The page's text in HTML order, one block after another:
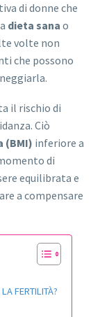
di donne che
dieta sana o
volte non
che possono
il rischio di
Ciò
(BMI) inferiore a
di
equilibrata e
a compensare
FERTILITÀ?